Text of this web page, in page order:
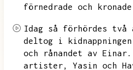
förnedrade och
Idag så förhördes två
deltog i
och rånandet av Einar.
artister,
Yasin och